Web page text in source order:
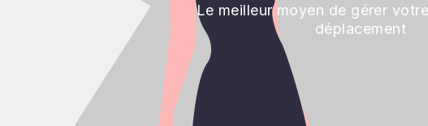
Le meilleur moyen de gérer
déplacement